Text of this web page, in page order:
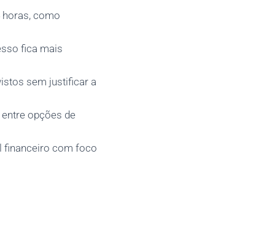
horas, como
fica mais
sem justificar a
opções de
financeiro com foco